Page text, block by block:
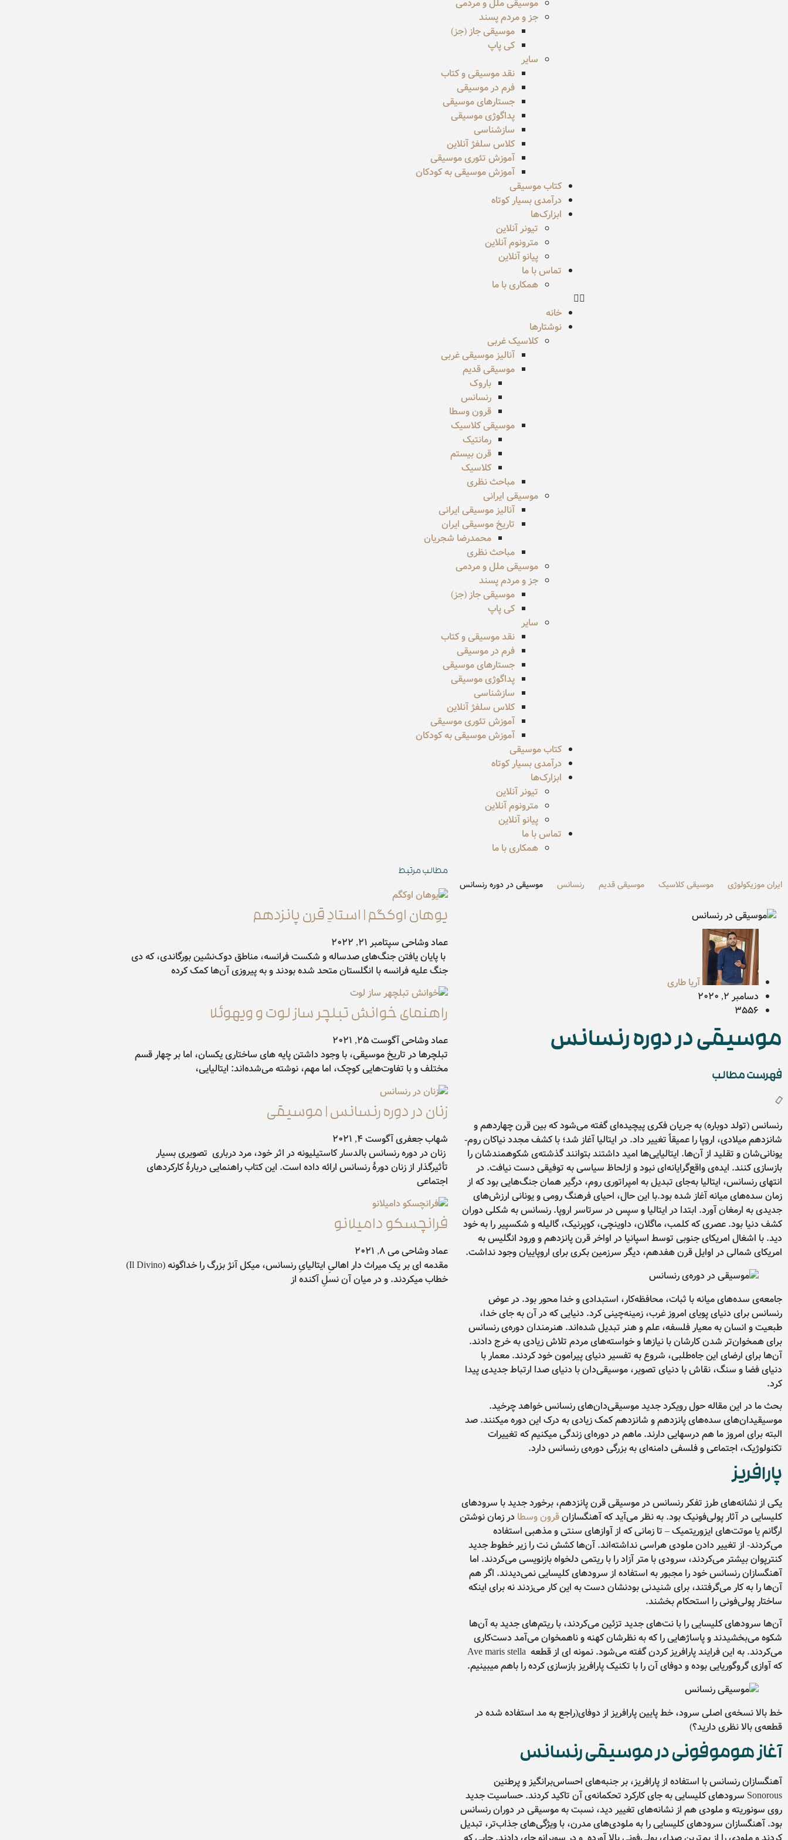
موسیقی ملل و مردمی
جز و مردم پسند
موسیقی جاز (جز)
کی پاپ
سایر
نقد موسیقی و کتاب
فرم در موسیقی
جستارهای موسیقی
پداگوژی موسیقی
سازشناسی
کلاس سلفژ آنلاین
آموزش تئوری موسیقی
آموزش موسیقی به کودکان
کتاب موسیقی
درآمدی بسیار کوتاه
ابزارک‌ها
تیونر آنلاین
مترونوم آنلاین
پیانو آنلاین
تماس با ما
همکاری با ما
خانه
نوشتارها
کلاسیک غربی
آنالیز موسیقی غربی
موسیقی قدیم
باروک
رنسانس
قرون وسطا
موسیقی کلاسیک
رمانتیک
قرن بیستم
کلاسیک
مباحث نظری
موسیقی ایرانی
آنالیز موسیقی ایرانی
تاریخ موسیقی ایران
محمدرضا شجریان
مباحث نظری
موسیقی ملل و مردمی
جز و مردم پسند
موسیقی جاز (جز)
کی پاپ
سایر
نقد موسیقی و کتاب
فرم در موسیقی
جستارهای موسیقی
پداگوژی موسیقی
سازشناسی
کلاس سلفژ آنلاین
آموزش تئوری موسیقی
آموزش موسیقی به کودکان
کتاب موسیقی
درآمدی بسیار کوتاه
ابزارک‌ها
تیونر آنلاین
مترونوم آنلاین
پیانو آنلاین
تماس با ما
همکاری با ما
ایران موزیکولوژی موسیقی کلاسیک موسیقی قدیم رنسانس موسیقی در دوره رنسانس
آریا طاری
دسامبر 2, 2020
3556
موسیقی در دوره رنسانس
فهرست مطالب
رنسانس (تولد دوباره) به جریان فکری پیچیده‌ای گفته می‌شود که بین قرن چهاردهم و
شانزدهم میلادی، اروپا را عمیقاً تغییر داد. در ایتالیا آغاز شد؛ با کشف مجدد نیاکان روم-
یونانی‌شان و تقلید از آن‌ها. ایتالیایی‌ها امید داشتند بتوانند گذشته‌ی شکوهمندشان را
بازسازی کنند. ایده‌ی واقع‌گرایانه‌ای نبود و ازلحاظ سیاسی به توفیقی دست نیافت. در
انتهای رنسانس، ایتالیا به‌جای تبدیل به امپراتوری روم، درگیر همان جنگ‌هایی بود که از
زمان سده‌های میانه آغاز شده بود.با این حال، احیای فرهنگ رومی و یونانی ارزش‌های
جدیدی به ارمغان آورد. ابتدا در ایتالیا و سپس در سرتاسر اروپا. رنسانس به شکلی دوران
کشف دنیا بود. عصری که کلمب، ماگلان، داوینچی، کوپرنیک، گالیله و شکسپیر را به خود
دید. با اشغال امریکای جنوبی توسط اسپانیا در اواخر قرن پانزدهم و ورود انگلیس به
امریکای شمالی در اوایل قرن هفدهم، دیگر سرزمین بکری برای اروپاییان وجود نداشت.
جامعه‌ی سده‌های میانه با ثبات، محافظه‌کار، استبدادی و خدا محور بود. در عوض
رنسانس برای دنیای پویای امروز غرب، زمینه‌چینی کرد. دنیایی که در آن به جای خدا،
طبعیت و انسان به معیار فلسفه، علم و هنر تبدیل شده‌اند. هنرمندان دوره‌ی رنسانس
برای همخوان‌تر شدن کارشان با نیازها و خواسته‌های مردم تلاش زیادی به خرج دادند.
آن‌ها برای ارضای این جاه‌طلبی، شروع به تفسیر دنیای پیرامون خود کردند. معمار با
دنیای فضا و سنگ، نقاش با دنیای تصویر، موسیقی‌دان با دنیای صدا ارتباط جدیدی پیدا
کرد.
بحث ما در این مقاله حول رویکرد جدید موسیقی‌دان‌های رنسانس خواهد چرخید.
موسیقیدان‌های سده‌های پانزدهم و شانزدهم کمک زیادی به درک این دوره میکنند. صد
البته برای امروز ما هم درسهایی دارند. ماهم در دوره‌ای زندگی میکنیم که تغییرات
تکنولوژیک، اجتماعی و فلسفی دامنه‌ای به بزرگی دوره‌ی رنسانس دارد.
پارافریز
یکی از نشانه‌های طرز تفکر رنسانس در موسیقی قرن پانزدهم، برخورد جدید با سرودهای
کلیسایی در آثار پولی‌فونیک بود. به نظر می‌آید که آهنگسازانقرون وسطا در زمان نوشتن
ارگانم یا موتت‌های ایزوریتمیک – تا زمانی که از آوازهای سنتی و مذهبی استفاده
می‌کردند- از تغییر دادن ملودی هراسی نداشته‌اند. آن‌ها کشش نت را زیر خطوط جدید
کنترپوان بیشتر می‌کردند، سرودی با متر آزاد را با ریتمی دلخواه بازنویسی می‌کردند. اما
آهنگسازان رنسانس خود را مجبور به استفاده از سرودهای کلیسایی نمی‌دیدند. اگر هم
آن‌ها را به کار می‌گرفتند، برای شنیدنی بودنشان دست به این کار می‌زدند نه برای اینکه
ساختار پولی‌فونی را استحکام بخشند.
آن‌ها سرود‌های کلیسایی را با نت‌های جدید تزئین می‌کردند، با ریتم‌های جدید به آن‌ها
شکوه می‌بخشیدند و پاساژهایی را که به نظرشان کهنه و ناهمخوان می‌آمد دست‌کاری
می‌کردند. به این فر‌ایند پارافریز کردن گفته می‌شود. نمونه ای از قطعه Ave maris stella
که آوازی گروگوریایی بوده و دوفای آن را با تکنیک پارافریز بازسازی کرده را باهم میبینیم.
خط بالا نسخه‌ی اصلی سرود، خط پایین پارافریز از دوفای(راجع به مد استفاده شده در
قطعه‌ی بالا نظری دارید؟)
آغاز هوموفونیدر موسیقی رنسانس
آهنگسازان رنسانس با استفاده از پارافریز، بر جنبه‌های احساس‌برانگیز و پرطنین
Sonorous سرودهای کلیسایی به جای کارکرد تحکمانه‌ی آن تاکید کردند. حساسیت جدید
روی سونوریته و ملودی هم از نشانه‌های تغییر دید، نسبت به موسیقی در دوران رنسانس
بود. آهنگسازان سرودهای کلیسایی را به ملودی‌های مدرن، با ویژگی‌های جذاب‌تر، تبدیل
مطالب مرتبط
یوهان اوکگم | استادِ قرن پانزدهم
عماد وشاحی سپتامبر 21, 2022
با پایان یافتن جنگ‌های صدساله و شکست فرانسه، مناطق دوک‌نشین بورگاندی، که دی
جنگ علیه فرانسه با انگلستان متحد شده بودند و به پیروزی آن‌ها کمک کرده
راهنمای خوانش تبلچر ساز لوت و ویهوئلا
عماد وشاحیآگوست 25, 2021
تبلچرها در تاریخ موسیقی، با وجود داشتن پایه های ساختاری یکسان، اما بر چهار قسم
مختلف و با تفاوت‌هایی کوچک، اما مهم، نوشته می‌شده‌اند: ایتالیایی،
زنان در دوره رنسانس | موسیقی
شهاب جعفریآگوست 4, 2021
زنان در دوره رنسانس بالدسار کاستیلیونه در اثر خود، مرد درباری تصویری بسیار
تأثیرگذار از زنان دورۀ رنسانس ارائه داده است. این کتاب راهنمایی دربارۀ کارکردهای
اجتماعی
فرانچسکو دامیلانو
عماد وشاحیمی 8, 2021
مقدمه ای بر یک میراث دار اهالیِ ایتالیایِ رنسانس، میکل آنژ بزرگ را خداگونه (Il Divino)
خطاب میکردند. و در میان آن نسلِ آکنده از